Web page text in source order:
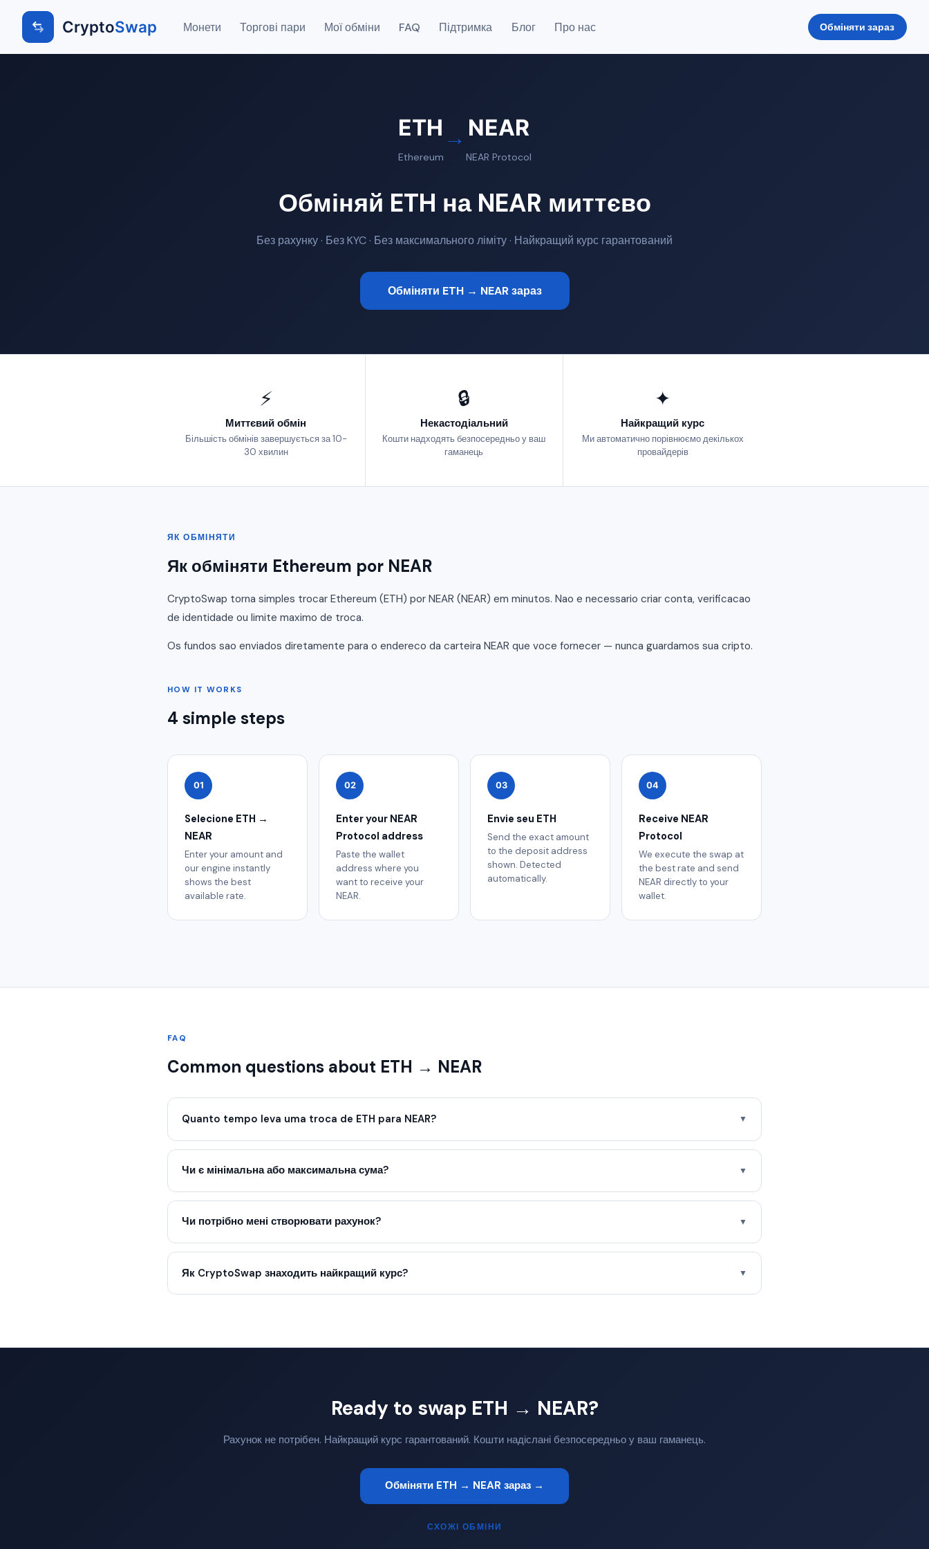
CryptoSwap Монети Торгові пари Мої обміни FAQ Підтримка Блог Про нас Обміняти зараз
ETH
Ethereum
→ NEAR
NEAR Protocol
Обміняй ETH на NEAR миттєво
Без рахунку · Без KYC · Без максимального ліміту · Найкращий курс гарантований
Обміняти ETH → NEAR зараз
⚡
Миттєвий обмін
Більшість обмінів завершується за 10-
30 хвилин
🔒
Некастодіальний
Кошти надходять безпосередньо у ваш
гаманець
✦
Найкращий курс
Ми автоматично порівнюємо декількох
провайдерів
ЯК ОБМІНЯТИ
Як обміняти Ethereum por NEAR
CryptoSwap torna simples trocar Ethereum (ETH) por NEAR (NEAR) em minutos. Nao e necessario criar conta, verificacao
de identidade ou limite maximo de troca.
Os fundos sao enviados diretamente para o endereco da carteira NEAR que voce fornecer — nunca guardamos sua cripto.
HOW IT WORKS
4 simple steps
01
Selecione ETH →
NEAR
Enter your amount and
our engine instantly
shows the best
available rate.
02
Enter your NEAR
Protocol address
Paste the wallet
address where you
want to receive your
NEAR.
03
Envie seu ETH
Send the exact amount
to the deposit address
shown. Detected
automatically.
04
Receive NEAR
Protocol
We execute the swap at
the best rate and send
NEAR directly to your
wallet.
FAQ
Common questions about ETH → NEAR
Quanto tempo leva uma troca de ETH para NEAR? ▼
Чи є мінімальна або максимальна сума? ▼
Чи потрібно мені створювати рахунок? ▼
Як CryptoSwap знаходить найкращий курс? ▼
Ready to swap ETH → NEAR?
Рахунок не потрібен. Найкращий курс гарантований. Кошти надіслані безпосередньо у ваш гаманець.
Обміняти ETH → NEAR зараз →
СХОЖІ ОБМІНИ